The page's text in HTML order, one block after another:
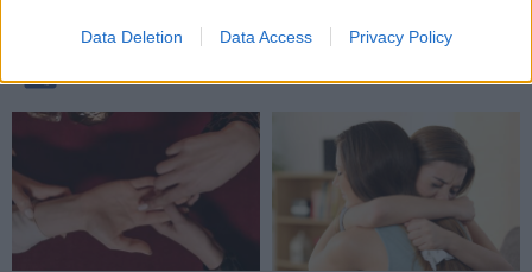
Data Deletion Data Access Privacy Policy
TAIP PAT SKAITYKITE